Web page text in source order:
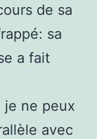
de sa
sa
a fait
je ne peux
avec